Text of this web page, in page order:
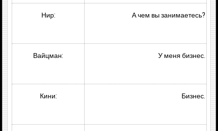
Нир: А чем вы занимаетесь?
Вайцман: У меня бизнес.
Кини: Бизнес.